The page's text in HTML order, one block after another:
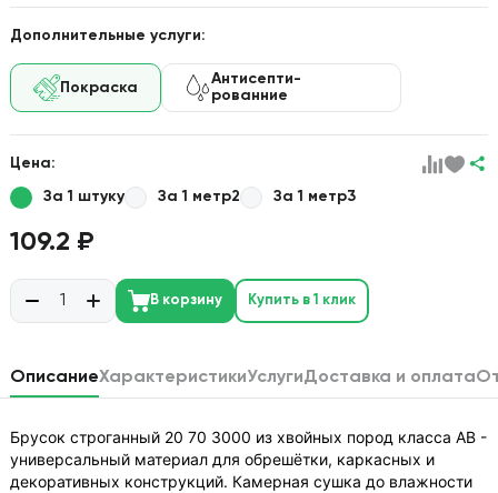
Дополнительные услуги:
Покраска
Антисепти-
рованние
Цена:
За 1 штуку За 1 метр2 За 1 метр3
109.2 ₽
В корзину Купить в 1 клик
ОписаниеХарактеристикиУслугиДоставка и оплата
Брусок строганный 20 70 3000 из хвойных пород класса АВ -
универсальный материал для обрешётки, каркасных и
декоративных конструкций. Камерная сушка до влажности